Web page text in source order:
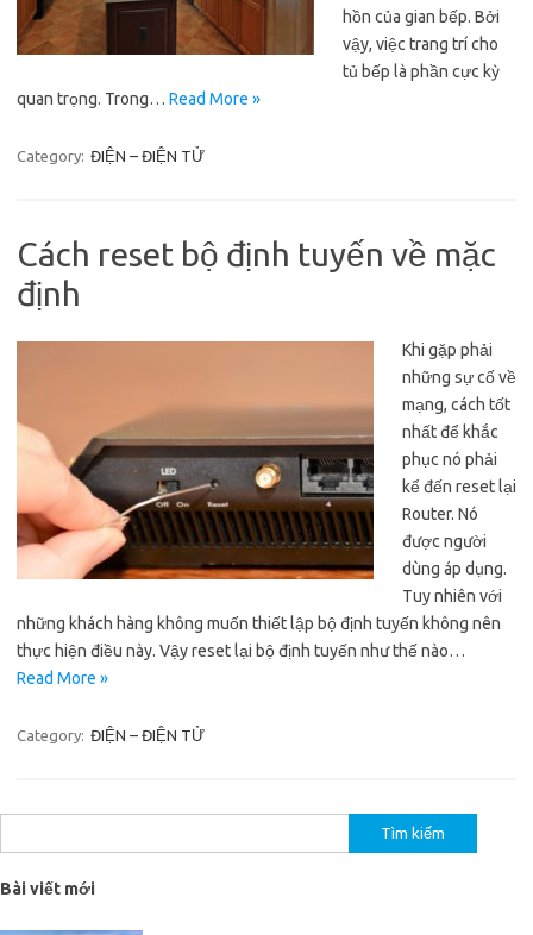
hồn của gian bếp. Bởi
vậy, việc trang trí cho
tủ bếp là phần cực kỳ
quan trọng. Trong… Read More »
Category: ĐIỆN – ĐIỆN TỬ
Cách reset bộ định tuyến về mặc
định
Khi gặp phải
những sự cố về
mạng, cách tốt
nhất để khắc
phục nó phải
kể đến reset lại
Router. Nó
được người
dùng áp dụng.
Tuy nhiên với
những khách hàng không muốn thiết lập bộ định tuyến không nên
thực hiện điều này. Vậy reset lại bộ định tuyến như thế nào…
Read More »
Category: ĐIỆN – ĐIỆN TỬ
kiếm
cho:
Bài viết mới